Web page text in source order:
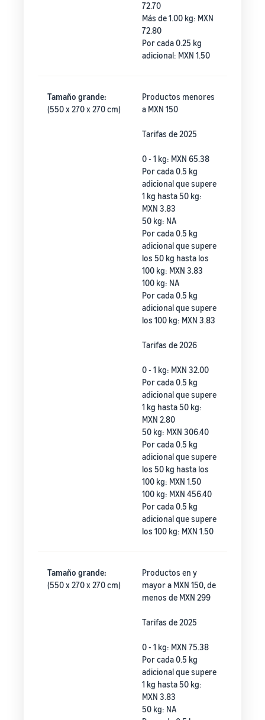
72.70
Más de 1.00 kg: MXN
72.80
Por cada 0.25 kg
adicional: MXN 1.50
Tamaño grande:
(550 x 270 x 270 cm)
Productos menores
a MXN 150
Tarifas de 2025
0 - 1 kg: MXN 65.38
Por cada 0.5 kg
adicional que supere
1 kg hasta 50 kg:
MXN 3.83
50 kg: NA
Por cada 0.5 kg
adicional que supere
los 50 kg hasta los
100 kg: MXN 3.83
100 kg: NA
Por cada 0.5 kg
adicional que supere
los 100 kg: MXN 3.83
Tarifas de 2026
0 - 1 kg: MXN 32.00
Por cada 0.5 kg
adicional que supere
1 kg hasta 50 kg:
MXN 2.80
50 kg: MXN 306.40
Por cada 0.5 kg
adicional que supere
los 50 kg hasta los
100 kg: MXN 1.50
100 kg: MXN 456.40
Por cada 0.5 kg
adicional que supere
los 100 kg: MXN 1.50
Tamaño grande:
(550 x 270 x 270 cm)
Productos en y
mayor a MXN 150, de
menos de MXN 299
Tarifas de 2025
0 - 1 kg: MXN 75.38
Por cada 0.5 kg
adicional que supere
1 kg hasta 50 kg:
MXN 3.83
50 kg: NA